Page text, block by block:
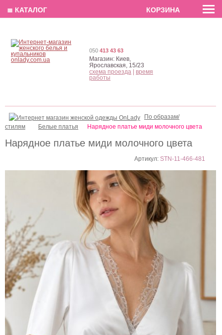
EN РУС
Нарядное платье миди молочного цвета
Артикул:STN-11-466-481
По образам/
стилям
Белые платья Нарядное платье миди молочного цвета
050 413 43 63
Магазин: Киев,
Ярославская, 15/23
схема проезда
время
работы
≣ КАТАЛОГ КОРЗИНА